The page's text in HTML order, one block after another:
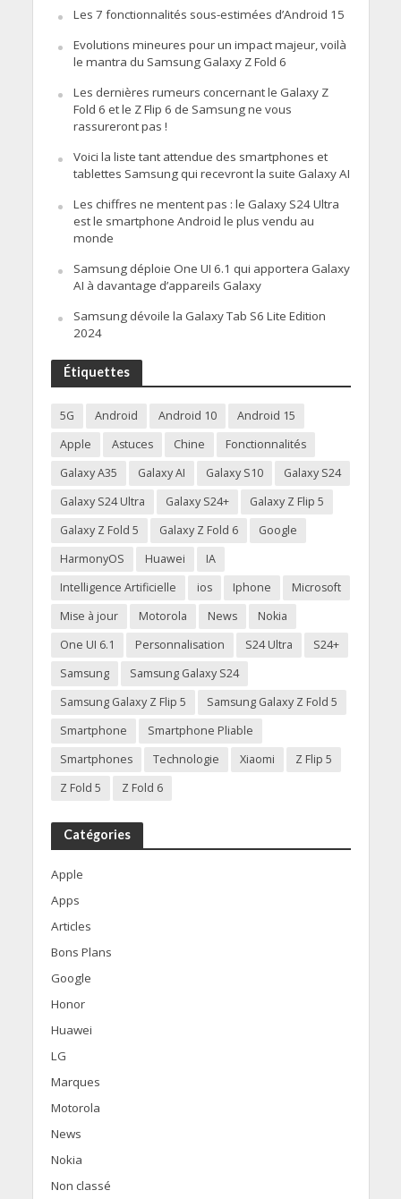
Les 7 fonctionnalités sous-estimées d’Android 15
Evolutions mineures pour un impact majeur, voilà
le mantra du Samsung Galaxy Z Fold 6
Les dernières rumeurs concernant le Galaxy Z
Fold 6 et le Z Flip 6 de Samsung ne vous
rassureront pas !
Voici la liste tant attendue des smartphones et
tablettes Samsung qui recevront la suite Galaxy AI
Les chiffres ne mentent pas : le Galaxy S24 Ultra
est le smartphone Android le plus vendu au
monde
Samsung déploie One UI 6.1 qui apportera Galaxy
AI à davantage d’appareils Galaxy
Samsung dévoile la Galaxy Tab S6 Lite Edition
2024
Étiquettes
5G Android Android 10
Android 15
Apple
Astuces Chine
Fonctionnalités
Galaxy A35
Galaxy AI Galaxy S10
Galaxy S24
Galaxy S24 Ultra
Galaxy S24+
Galaxy Z Flip 5
Galaxy Z Fold 5
Galaxy Z Fold 6
Google
HarmonyOS
Huawei
IA
Intelligence Artificielle
ios Iphone
Microsoft
Mise à jour
Motorola News
Nokia
One UI 6.1
Personnalisation S24 Ultra
S24+
Samsung
Samsung Galaxy S24
Samsung Galaxy Z Flip 5
Samsung Galaxy Z Fold 5
Smartphone
Smartphone Pliable
Smartphones
Technologie Xiaomi
Z Flip 5
Z Fold 5
Z Fold 6
Catégories
Apple
Apps
Articles
Bons Plans
Google
Honor
Huawei
LG
Marques
Motorola
News
Nokia
Non classé